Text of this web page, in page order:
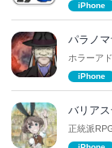
iPhone
パラノ
ホラーア
iPhone
バリア
正統派